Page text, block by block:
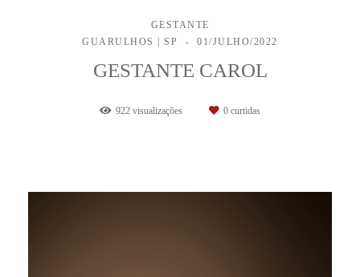
GESTANTE
GUARULHOS | SP
01/JULHO/2022
GESTANTE CAROL
922 visualizações 0 curtidas